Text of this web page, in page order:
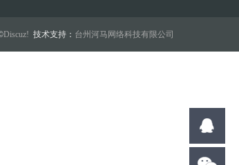
Discuz! 技术支持： 台州河马网络科技有限公司